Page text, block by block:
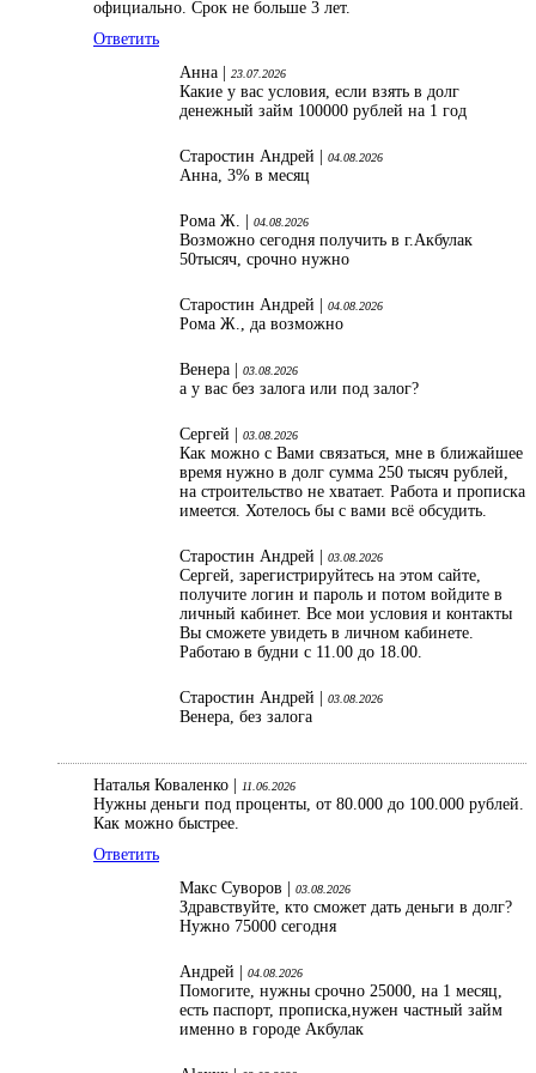
официально. Срок не больше 3 лет.
Ответить
Анна | 23.07.2026
Какие у вас условия, если взять в долг
денежный займ 100000 рублей на 1 год
Старостин Андрей | 04.08.2026
Анна, 3% в месяц
Рома Ж. | 04.08.2026
Возможно сегодня получить в г.Акбулак
50тысяч, срочно нужно
Старостин Андрей | 04.08.2026
Рома Ж., да возможно
Венера | 03.08.2026
а у вас без залога или под залог?
Сергей | 03.08.2026
Как можно с Вами связаться, мне в ближайшее
время нужно в долг сумма 250 тысяч рублей,
на строительство не хватает. Работа и прописка
имеется. Хотелось бы с вами всё обсудить.
Старостин Андрей | 03.08.2026
Сергей, зарегистрируйтесь на этом сайте,
получите логин и пароль и потом войдите в
личный кабинет. Все мои условия и контакты
Вы сможете увидеть в личном кабинете.
Работаю в будни с 11.00 до 18.00.
Старостин Андрей | 03.08.2026
Венера, без залога
Наталья Коваленко | 11.06.2026
Нужны деньги под проценты, от 80.000 до 100.000 рублей.
Как можно быстрее.
Ответить
Макс Суворов | 03.08.2026
Здравствуйте, кто сможет дать деньги в долг?
Нужно 75000 сегодня
Андрей | 04.08.2026
Помогите, нужны срочно 25000, на 1 месяц,
есть паспорт, прописка,нужен частный займ
именно в городе Акбулак